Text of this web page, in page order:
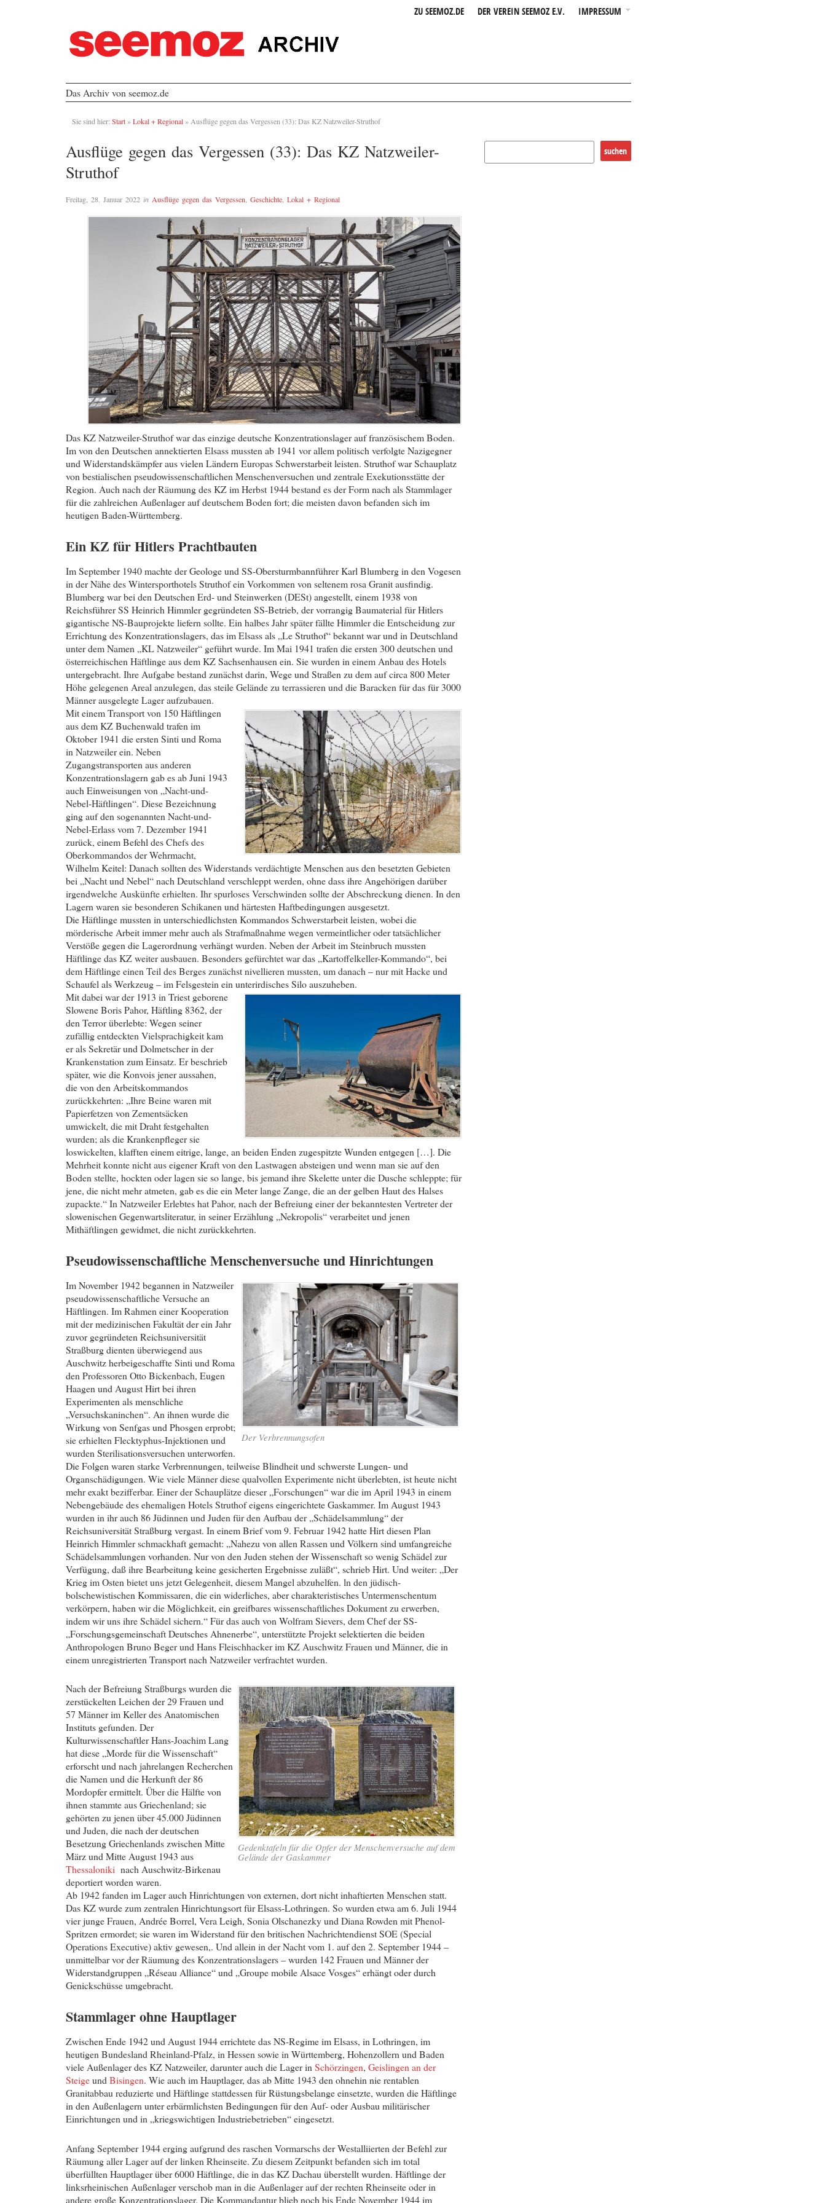
ZU SEEMOZ.DE DER VEREIN SEEMOZ E.V. IMPRESSUM
Das Archiv von seemoz.de
Sie sind hier: Start »Lokal + Regional » Ausflüge gegen das Vergessen (33): Das KZ Natzweiler-Struthof
Ausflüge gegen das Vergessen (33): Das KZ Natzweiler-
Struthof
Freitag, 28. Januar 2022 in Ausflüge gegen das Vergessen Geschichte Lokal + Regional
Das KZ Natzweiler-Struthof war das einzige deutsche Konzentrationslager auf französischem Boden.
Im von den Deutschen annektierten Elsass mussten ab 1941 vor allem politisch verfolgte Nazigegner
und Widerstandskämpfer aus vielen Ländern Europas Schwerstarbeit leisten. Struthof war Schauplatz
von bestialischen pseudowissenschaftlichen Menschenversuchen und zentrale Exekutionsstätte der
Region. Auch nach der Räumung des KZ im Herbst 1944 bestand es der Form nach als Stammlager
für die zahlreichen Außenlager auf deutschem Boden fort; die meisten davon befanden sich im
heutigen Baden-Württemberg.
Ein KZ für Hitlers Prachtbauten
Im September 1940 machte der Geologe und SS-Obersturmbannführer Karl Blumberg in den Vogesen
in der Nähe des Wintersporthotels Struthof ein Vorkommen von seltenem rosa Granit ausfindig.
Blumberg war bei den Deutschen Erd- und Steinwerken (DESt) angestellt, einem 1938 von
Reichsführer SS Heinrich Himmler gegründeten SS-Betrieb, der vorrangig Baumaterial für Hitlers
gigantische NS-Bauprojekte liefern sollte. Ein halbes Jahr später fällte Himmler die Entscheidung zur
Errichtung des Konzentrationslagers, das im Elsass als „Le Struthof“ bekannt war und in Deutschland
unter dem Namen „KL Natzweiler“ geführt wurde. Im Mai 1941 trafen die ersten 300 deutschen und
österreichischen Häftlinge aus dem KZ Sachsenhausen ein. Sie wurden in einem Anbau des Hotels
untergebracht. Ihre Aufgabe bestand zunächst darin, Wege und Straßen zu dem auf circa 800 Meter
Höhe gelegenen Areal anzulegen, das steile Gelände zu terrassieren und die Baracken für das für 3000
Männer ausgelegte Lager aufzubauen.
Mit einem Transport von 150 Häftlingen
aus dem KZ Buchenwald trafen im
Oktober 1941 die ersten Sinti und Roma
in Natzweiler ein. Neben
Zugangstransporten aus anderen
Konzentrationslagern gab es ab Juni 1943
auch Einweisungen von „Nacht-und-
Nebel-Häftlingen“. Diese Bezeichnung
ging auf den sogenannten Nacht-und-
Nebel-Erlass vom 7. Dezember 1941
zurück, einem Befehl des Chefs des
Oberkommandos der Wehrmacht,
Wilhelm Keitel: Danach sollten des Widerstands verdächtigte Menschen aus den besetzten Gebieten
bei „Nacht und Nebel“ nach Deutschland verschleppt werden, ohne dass ihre Angehörigen darüber
irgendwelche Auskünfte erhielten. Ihr spurloses Verschwinden sollte der Abschreckung dienen. In den
Lagern waren sie besonderen Schikanen und härtesten Haftbedingungen ausgesetzt.
Die Häftlinge mussten in unterschiedlichsten Kommandos Schwerstarbeit leisten, wobei die
mörderische Arbeit immer mehr auch als Strafmaßnahme wegen vermeintlicher oder tatsächlicher
Verstöße gegen die Lagerordnung verhängt wurden. Neben der Arbeit im Steinbruch mussten
Häftlinge das KZ weiter ausbauen. Besonders gefürchtet war das „Kartoffelkeller-Kommando“, bei
dem Häftlinge einen Teil des Berges zunächst nivellieren mussten, um danach – nur mit Hacke und
Schaufel als Werkzeug – im Felsgestein ein unterirdisches Silo auszuheben.
Mit dabei war der 1913 in Triest geborene
Slowene Boris Pahor, Häftling 8362, der
den Terror überlebte: Wegen seiner
zufällig entdeckten Vielsprachigkeit kam
er als Sekretär und Dolmetscher in der
Krankenstation zum Einsatz. Er beschrieb
später, wie die Konvois jener aussahen,
die von den Arbeitskommandos
zurückkehrten: „Ihre Beine waren mit
Papierfetzen von Zementsäcken
umwickelt, die mit Draht festgehalten
wurden; als die Krankenpfleger sie
loswickelten, klafften einem eitrige, lange, an beiden Enden zugespitzte Wunden entgegen […]. Die
Mehrheit konnte nicht aus eigener Kraft von den Lastwagen absteigen und wenn man sie auf den
Boden stellte, hockten oder lagen sie so lange, bis jemand ihre Skelette unter die Dusche schleppte; für
jene, die nicht mehr atmeten, gab es die ein Meter lange Zange, die an der gelben Haut des Halses
zupackte.“ In Natzweiler Erlebtes hat Pahor, nach der Befreiung einer der bekanntesten Vertreter der
slowenischen Gegenwartsliteratur, in seiner Erzählung „Nekropolis“ verarbeitet und jenen
Mithäftlingen gewidmet, die nicht zurückkehrten.
Pseudowissenschaftliche Menschenversuche und Hinrichtungen
Der Verbrennungsofen
Im November 1942 begannen in Natzweiler
pseudowissenschaftliche Versuche an
Häftlingen. Im Rahmen einer Kooperation
mit der medizinischen Fakultät der ein Jahr
zuvor gegründeten Reichsuniversität
Straßburg dienten überwiegend aus
Auschwitz herbeigeschaffte Sinti und Roma
den Professoren Otto Bickenbach, Eugen
Haagen und August Hirt bei ihren
Experimenten als menschliche
„Versuchskaninchen“. An ihnen wurde die
Wirkung von Senfgas und Phosgen erprobt;
sie erhielten Flecktyphus-Injektionen und
wurden Sterilisationsversuchen unterworfen.
Die Folgen waren starke Verbrennungen, teilweise Blindheit und schwerste Lungen- und
Organschädigungen. Wie viele Männer diese qualvollen Experimente nicht überlebten, ist heute nicht
mehr exakt bezifferbar. Einer der Schauplätze dieser „Forschungen“ war die im April 1943 in einem
Nebengebäude des ehemaligen Hotels Struthof eigens eingerichtete Gaskammer. Im August 1943
wurden in ihr auch 86 Jüdinnen und Juden für den Aufbau der „Schädelsammlung“ der
Reichsuniversität Straßburg vergast. In einem Brief vom 9. Februar 1942 hatte Hirt diesen Plan
Heinrich Himmler schmackhaft gemacht: „Nahezu von allen Rassen und Völkern sind umfangreiche
Schädelsammlungen vorhanden. Nur von den Juden stehen der Wissenschaft so wenig Schädel zur
Verfügung, daß ihre Bearbeitung keine gesicherten Ergebnisse zuläßt“, schrieb Hirt. Und weiter: „Der
Krieg im Osten bietet uns jetzt Gelegenheit, diesem Mangel abzuhelfen. ln den jüdisch-
bolschewistischen Kommissaren, die ein widerliches, aber charakteristisches Untermenschentum
verkörpern, haben wir die Möglichkeit, ein greifbares wissenschaftliches Dokument zu erwerben,
indem wir uns ihre Schädel sichern.“ Für das auch von Wolfram Sievers, dem Chef der SS-
„Forschungsgemeinschaft Deutsches Ahnenerbe“, unterstützte Projekt selektierten die beiden
Anthropologen Bruno Beger und Hans Fleischhacker im KZ Auschwitz Frauen und Männer, die in
einem unregistrierten Transport nach Natzweiler verfrachtet wurden.
Gedenktafeln für die Opfer der Menschenversuche auf dem
Gelände der Gaskammer
Nach der Befreiung Straßburgs wurden die
zerstückelten Leichen der 29 Frauen und
57 Männer im Keller des Anatomischen
Instituts gefunden. Der
Kulturwissenschaftler Hans-Joachim Lang
hat diese „Morde für die Wissenschaft“
erforscht und nach jahrelangen Recherchen
die Namen und die Herkunft der 86
Mordopfer ermittelt. Über die Hälfte von
ihnen stammte aus Griechenland; sie
gehörten zu jenen über 45.000 Jüdinnen
und Juden, die nach der deutschen
Besetzung Griechenlands zwischen Mitte
März und Mitte August 1943 aus
Thessaloniki nach Auschwitz-Birkenau
deportiert worden waren.
Ab 1942 fanden im Lager auch Hinrichtungen von externen, dort nicht inhaftierten Menschen statt.
Das KZ wurde zum zentralen Hinrichtungsort für Elsass-Lothringen. So wurden etwa am 6. Juli 1944
vier junge Frauen, Andrée Borrel, Vera Leigh, Sonia Olschanezky und Diana Rowden mit Phenol-
Spritzen ermordet; sie waren im Widerstand für den britischen Nachrichtendienst SOE (Special
Operations Executive) aktiv gewesen,. Und allein in der Nacht vom 1. auf den 2. September 1944 –
unmittelbar vor der Räumung des Konzentrationslagers – wurden 142 Frauen und Männer der
Widerstandgruppen „Réseau Alliance“ und „Groupe mobile Alsace Vosges“ erhängt oder durch
Genickschüsse umgebracht.
Stammlager ohne Hauptlager
Zwischen Ende 1942 und August 1944 errichtete das NS-Regime im Elsass, in Lothringen, im
heutigen Bundesland Rheinland-Pfalz, in Hessen sowie in Württemberg, Hohenzollern und Baden
viele Außenlager des KZ Natzweiler, darunter auch die Lager in Schörzingen, Geislingen an der
Steigeund Bisingen. Wie auch im Hauptlager, das ab Mitte 1943 den ohnehin nie rentablen
Granitabbau reduzierte und Häftlinge stattdessen für Rüstungsbelange einsetzte, wurden die Häftlinge
in den Außenlagern unter erbärmlichsten Bedingungen für den Auf- oder Ausbau militärischer
Einrichtungen und in „kriegswichtigen Industriebetrieben“ eingesetzt.
Anfang September 1944 erging aufgrund des raschen Vormarschs der Westalliierten der Befehl zur
Räumung aller Lager auf der linken Rheinseite. Zu diesem Zeitpunkt befanden sich im total
überfüllten Hauptlager über 6000 Häftlinge, die in das KZ Dachau überstellt wurden. Häftlinge der
linksrheinischen Außenlager verschob man in die Außenlager auf der rechten Rheinseite oder in
andere große Konzentrationslager. Die Kommandantur blieb noch bis Ende November 1944 im